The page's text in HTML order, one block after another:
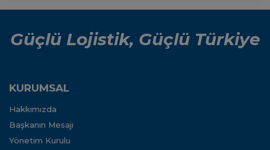
Güçlü Lojistik, Güçlü Türkiye
KURUMSAL
Hakkımızda
Başkanın Mesajı
Yönetim Kurulu